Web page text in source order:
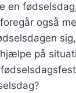
en
også
på